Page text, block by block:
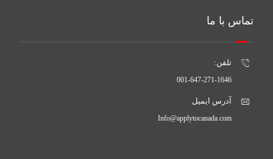
تماس با ما
تلفن:
001-647-271-1646
آدرس ایمیل
Info@applytocanada.com